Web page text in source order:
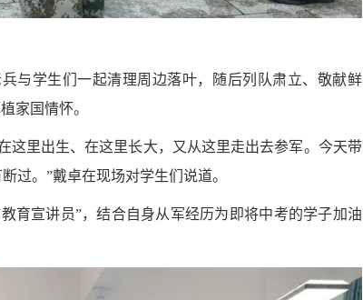
与学生们一起清理周边落叶，随后列队肃立、敬献鲜
家国情怀。
这里出生、在这里长大，又从这里走出去参军。今天带
。”戴卓在现场对学生们说道。
育宣讲员”，结合自身从军经历为即将中考的学子加油